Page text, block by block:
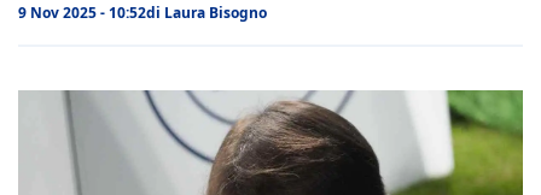
9 Nov 2025 - 10:52di Laura Bisogno